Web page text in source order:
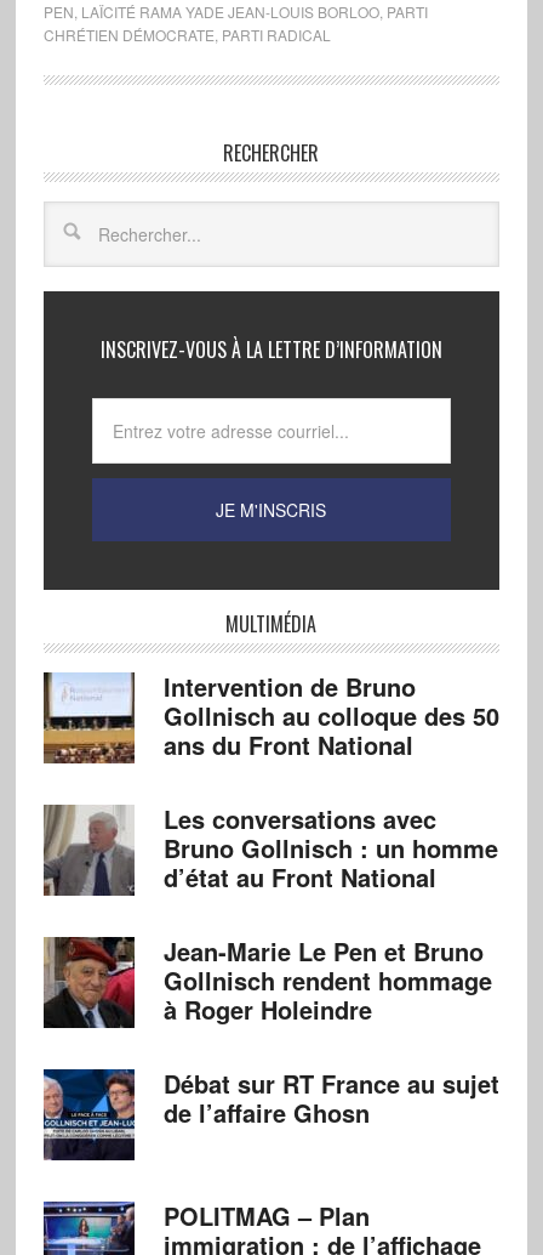
PEN LAÏCITÉ RAMA YADE JEAN-LOUIS BORLOO, PARTI
CHRÉTIEN DÉMOCRATE PARTI RADICAL
RECHERCHER
INSCRIVEZ-VOUS À LA LETTRE D’INFORMATION
MULTIMÉDIA
Intervention de Bruno
Gollnisch au colloque des 50
ans du Front National
Les conversations avec
Bruno Gollnisch : un homme
d’état au Front National
Jean-Marie Le Pen et Bruno
Gollnisch rendent hommage
à Roger Holeindre
Débat sur RT France au sujet
de l’affaire Ghosn
POLITMAG – Plan
immigration : de l’affichage